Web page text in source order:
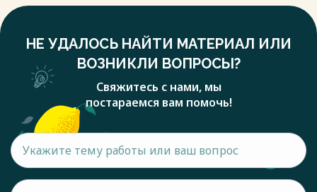
НЕ УДАЛОСЬ НАЙТИ МАТЕРИАЛ ИЛИ
ВОЗНИКЛИ ВОПРОСЫ?
Свяжитесь с нами, мы
постараемся вам помочь!